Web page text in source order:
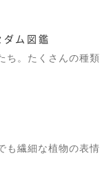
ダム図鑑
ち。たくさんの種類
も繊細な植物の表情